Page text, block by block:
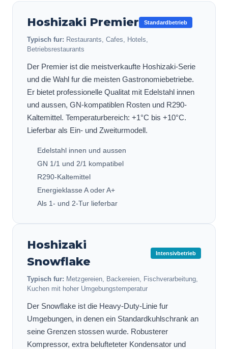
Hoshizaki Premier Standardbetrieb
Typisch fur: Restaurants, Cafes, Hotels,
Betriebsrestaurants
Der Premier ist die meistverkaufte Hoshizaki-Serie
und die Wahl fur die meisten Gastronomiebetriebe.
Er bietet professionelle Qualitat mit Edelstahl innen
und aussen, GN-kompatiblen Rosten und R290-
Kaltemittel. Temperaturbereich: +1°C bis +10°C.
Lieferbar als Ein- und Zweiturmodell.
Edelstahl innen und aussen
GN 1/1 und 2/1 kompatibel
R290-Kaltemittel
Energieklasse A oder A+
Als 1- und 2-Tur lieferbar
Hoshizaki
Snowflake
Intensivbetrieb
Typisch fur: Metzgereien, Backereien, Fischverarbeitung,
Kuchen mit hoher Umgebungstemperatur
Der Snowflake ist die Heavy-Duty-Linie fur
Umgebungen, in denen ein Standardkuhlschrank an
seine Grenzen stossen wurde. Robusterer
Kompressor, extra belufteteter Kondensator und